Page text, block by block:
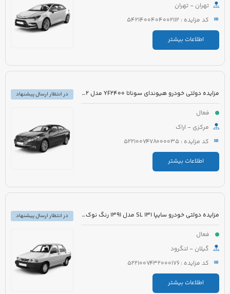
تهران - تهران
کد مزایده : 5421400404002112
اطلاعات بیشتر
مزایده دولتی خودرو هیوندای سوناتا YF2400 مدل 2012 رنگ سفید متالیک
فعال
مرکزی - اراک
کد مزایده : 5221007478000035
اطلاعات بیشتر
در انتظار ارسال پیشنهاد
مزایده دولتی خودرو سایپا 131 SL مدل 1391 رنگ نوک مدادی متالیک
فعال
گیلان - لنگرود
کد مزایده : 5221007432000176
اطلاعات بیشتر
در انتظار ارسال پیشنهاد